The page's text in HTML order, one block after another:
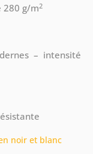
280 g/m2
– intensité
noir et blanc